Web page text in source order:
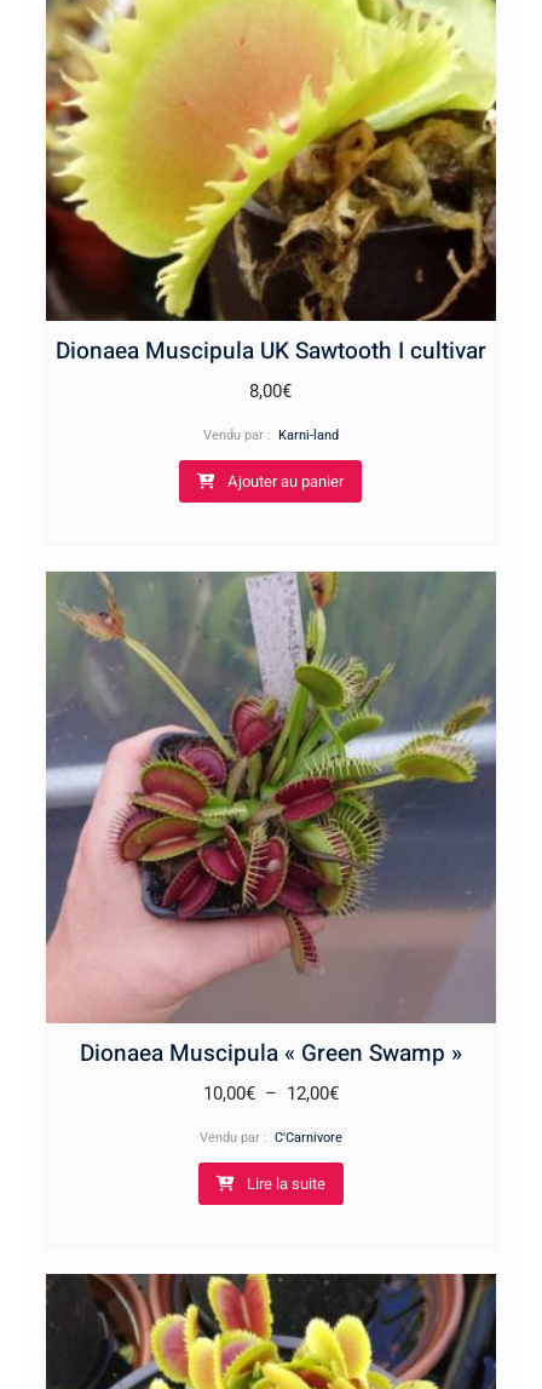
Dionaea Muscipula UK Sawtooth I cultivar
8,00€
Vendu par : Karni-land
Ajouter au panier
Dionaea Muscipula « Green Swamp »
10,00€ – 12,00€Plage
Vendu par : C'Carnivore
Lire la suite